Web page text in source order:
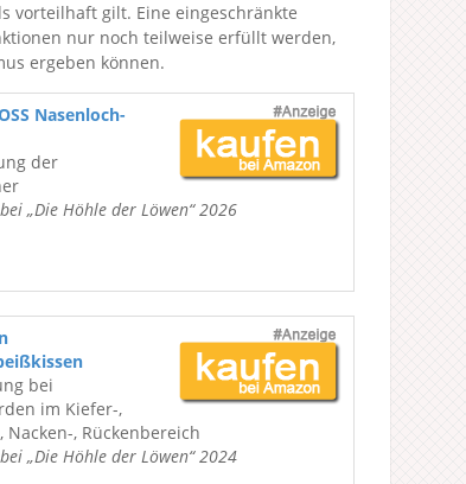
vorteilhaft gilt. Eine eingeschränkte
nur noch teilweise erfüllt werden,
ergeben können.
Nasenloch-
der
„Die Höhle der Löwen“ 2026
bei
im Kiefer-,
Nacken-, Rückenbereich
„Die Höhle der Löwen“ 2024